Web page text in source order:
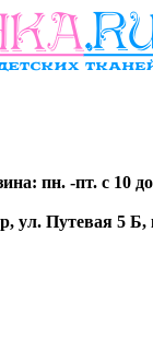
пн. -пт. с 10
ул. Путевая 5 Б,